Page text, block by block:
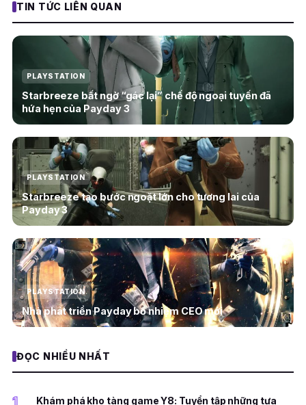
TIN TỨC LIÊN QUAN
PLAYSTATION
Starbreeze bất ngờ “gác lại” chế độ ngoại tuyến đã
hứa hẹn của Payday 3
PLAYSTATION
Starbreeze tạo bước ngoặt lớn cho tương lai của
Payday 3
PLAYSTATION
Nhà phát triển Payday bổ nhiệm CEO mới
ĐỌC NHIỀU NHẤT
1
Khám phá kho tàng game Y8: Tuyển tập những tựa